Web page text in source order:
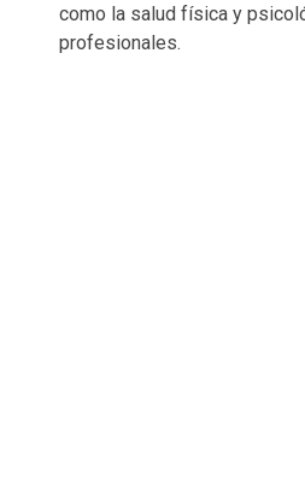
como la salud física y
profesionales.